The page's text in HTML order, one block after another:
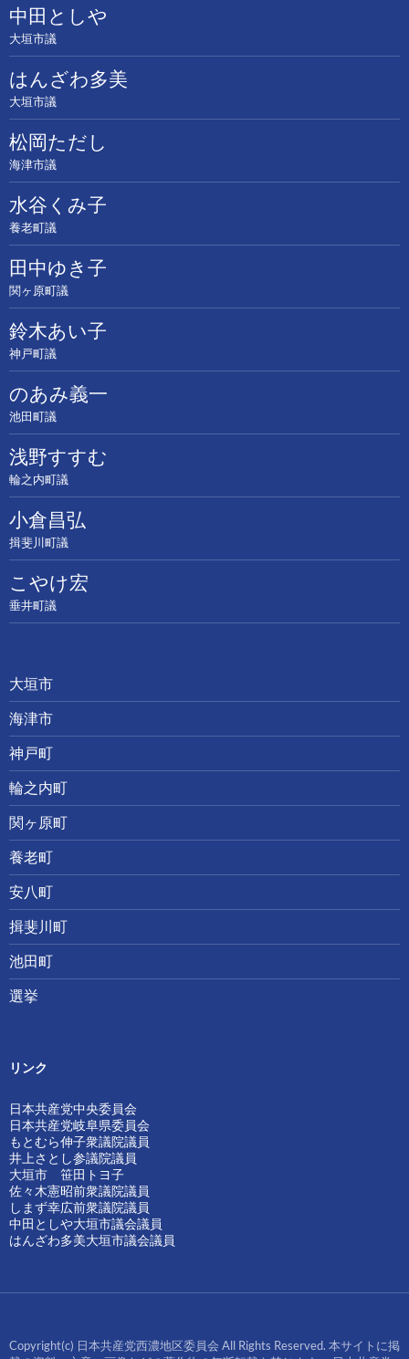
中田としや
大垣市議
はんざわ多美
大垣市議
松岡ただし
海津市議
水谷くみ子
養老町議
田中ゆき子
関ヶ原町議
鈴木あい子
神戸町議
のあみ義一
池田町議
浅野すすむ
輪之内町議
小倉昌弘
揖斐川町議
こやけ宏
垂井町議
大垣市
海津市
神戸町
輪之内町
関ヶ原町
養老町
安八町
揖斐川町
池田町
選挙
リンク
日本共産党中央委員会
日本共産党岐阜県委員会
もとむら伸子衆議院議員
井上さとし参議院議員
大垣市 笹田トヨ子
佐々木憲昭前衆議院議員
しまず幸広前衆議院議員
中田としや大垣市議会議員
はんざわ多美大垣市議会議員
Copyright(c) 日本共産党西濃地区委員会 All Rights Reserved. 本サイトに掲